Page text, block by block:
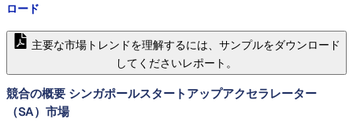
ロード
主要な市場トレンドを理解するには、サンプルをダウンロード
してくださいレポート。
競合の概要 シンガポールスタートアップアクセラレーター
（SA）市場